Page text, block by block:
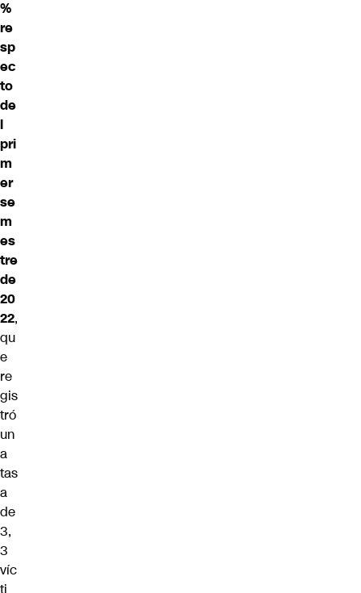
%
re
sp
ec
to
de
l
pri
m
er
se
m
es
tre
de
20
22,
qu
e
re
gis
tró
un
a
tas
a
de
3,
3
víc
ti